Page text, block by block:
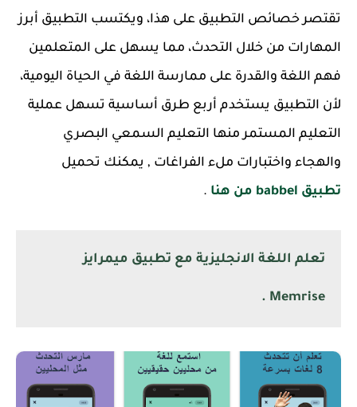
تقتصر خصائص التطبيق على هذا، ويكتسب التطبيق أبرز
المهارات من خلال التحدث، مما يسهل على المتعلمين
فهم اللغة والقدرة على ممارسة اللغة في الحياة اليومية،
لأن التطبيق يستخدم أربع طرق أساسية تسهل عملية
التعليم المستمر منها التعليم السمعي البصري
والهجاء واختبارات ملء الفراغات , يمكنك تحميل
تطبيق babbel من هنا
.
تعلم اللغة الانجليزية مع تطبيق ميمرايز
Memrise .